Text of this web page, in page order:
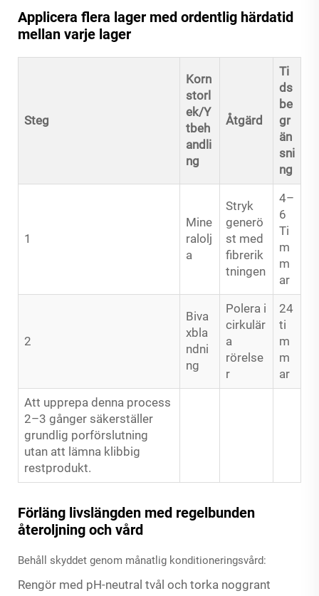
Applicera flera lager med ordentlig härdatid
mellan varje lager
Steg
Korn
storl
ek/Y
tbeh
andli
ng
Åtgärd
Ti
ds
be
gr
än
sni
ng
1
Mine
ralolj
a
Stryk
generö
st med
fibrerik
tningen
4–
6
Ti
m
m
ar
2
Biva
xbla
ndni
ng
Polera i
cirkulär
a
rörelse
r
24
ti
m
m
ar
Att upprepa denna process
2–3 gånger säkerställer
grundlig porförslutning
utan att lämna klibbig
restprodukt.
Förläng livslängden med regelbunden
återoljning och vård
Behåll skyddet genom månatlig konditioneringsvård:
Rengör med pH-neutral tvål och torka noggrant